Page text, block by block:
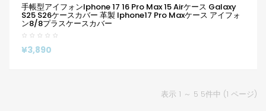
手帳型アイフォンiphone 17 16 Pro Max 15 Airケース Galaxy
S25 S26ケースカバー 革製 Iphone17 Pro Maxケース アイフォ
ン8/8プラスケースカバー
¥3,890
表示 1 ～ 5 5件中 (1 ページ)